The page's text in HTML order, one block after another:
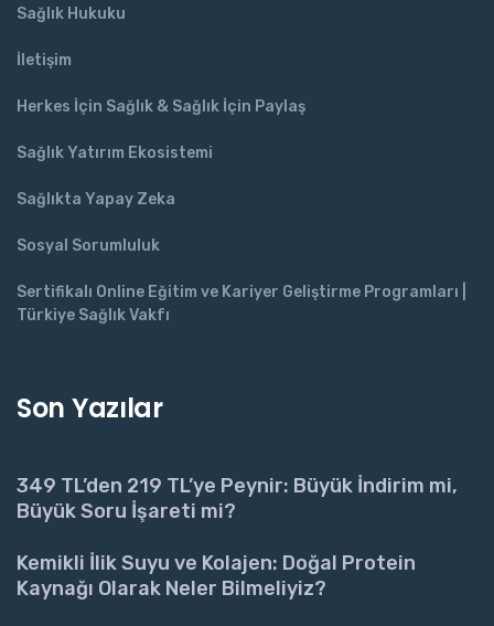
Sağlık Hukuku
İletişim
Herkes İçin Sağlık & Sağlık İçin Paylaş
Sağlık Yatırım Ekosistemi
Sağlıkta Yapay Zeka
Sosyal Sorumluluk
Sertifikalı Online Eğitim ve Kariyer Geliştirme Programları |
Türkiye Sağlık Vakfı
Son Yazılar
349 TL’den 219 TL’ye Peynir: Büyük İndirim mi,
Büyük Soru İşareti mi?
Kemikli İlik Suyu ve Kolajen: Doğal Protein
Kaynağı Olarak Neler Bilmeliyiz?